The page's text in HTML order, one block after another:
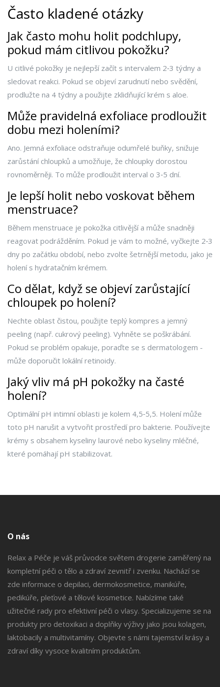
Často kladené otázky
Jak často mohu holit podchlupy,
pokud mám citlivou pokožku?
U citlivé pokožky je nejlepší začít s intervalem 2‑3 týdny a
sledovat reakci. Pokud se objeví zarudnutí nebo svědění,
prodlužte na 4 týdny a použijte zklidňující krém s aloe.
Může pravidelná exfoliace prodloužit
dobu mezi holeními?
Ano. Jemná exfoliace odstraňuje odumřelé buňky, snižuje
zarůstání chloupků a umožňuje, že chloupky dorostou
rovnoměrněji. To může prodloužit interval o 3‑5 dní.
Je lepší holit nebo voskovat během
menstruace?
Během menstruace je pokožka citlivější a může snadněji
reagovat podrážděním. Pokud je vám to možné, vyčkejte 2‑3
dny po začátku období, nebo zvolte šetrnější metodu, jako je
holení s hydratačním krémem.
Co dělat, když se objeví zarůstající
chloupek po holení?
Nechte oblast čistou, použijte teplý kompres a jemný
peeling (např. cukrový peeling). Vyhněte se poškrábání.
Pokud se problém opakuje, poraďte se s dermatologem -
může doporučit lokální retinoidy.
Jaký vliv má pH pokožky na časté
holení?
Optimální pH intimní oblasti je kolem 4,5‑5,5. Holení může
toto pH narušit a vytvořit prostředí pro bakterie. Používejte
krémy s obsahem kyseliny laurové nebo kyseliny mléčné,
které pomáhají pH stabilizovat.
O nás
Relax a Péče je váš průvodce světem drogerie zaměřený na
kompletní péči o tělo a zdraví zevnitř i zvenku. Nachází se
zde informace o depilaci, dermokosmetice, manikúře,
pedikúře, pleťové a tělové kosmetice. Nabízíme také
užitečné rady pro efektivní péči o vlasy. Specializujeme se na
produkty pro detoxikaci a doplňky výživy jako jsou kolagen,
laktobacily a multivitamíny. Objevte s námi tajemství krásy a
zdraví díky vysoce kvalitním produktům.